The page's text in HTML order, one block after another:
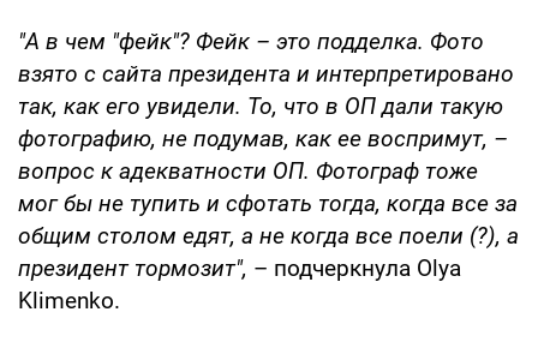
"А в чем "фейк"? Фейк – это подделка. Фото
взято с сайта президента и интерпретировано
так, как его увидели. То, что в ОП дали такую
фотографию, не подумав, как ее воспримут, –
вопрос к адекватности ОП. Фотограф тоже
мог бы не тупить и сфотать тогда, когда все за
общим столом едят, а не когда все поели (?), а
президент тормозит", – подчеркнула Olya
Klimenko.